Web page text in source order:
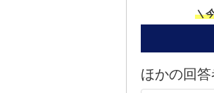
＼
ほかの回答